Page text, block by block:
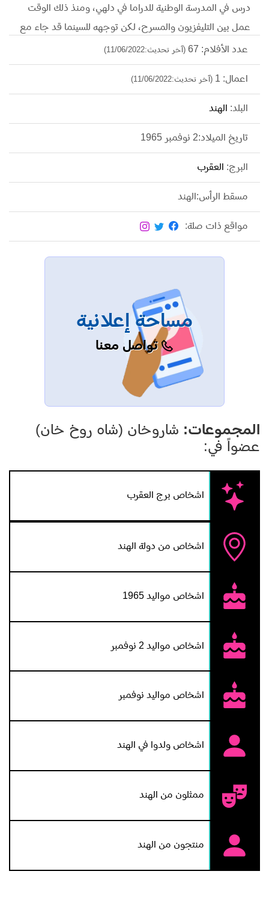
درس في المدرسة الوطنية للدراما في دلهي، ومنذ ذلك الوقت
عمل بين التليفزيون والمسرح، لكن توجهه للسينما قد جاء مع
من الأفلام التي جعلت منه واحدًا من نجوم الصف الأول في
السينما الهندية، والتي كان أكثرها أفلام رومانسية وحركية،
منها: (Bazigaar، Anjaam، Dilwale Dulhaniya Le
Jayenge، My Name is Khan، Chakde! India). تم تكريم
شاروخان عن مجمل مسيرته الفنية والانسانية في عدد كبير
من المحافل الدولية، فتم تكريمه من الحكومة الهندية، ومن
إدارة مهرجان دبي السينمائي الدولي ومن منظمة اليونسكو.
عدد الأفلام: 67 (آخر تحديث:11/06/2022)
اعمال: 1 (آخر تحديث:11/06/2022)
البلد: الهند
تاريخ الميلاد:2 نوفمبر 1965
البرج: العقرب
مسقط الرأس:الهند
مواقع ذات صلة:
مساحة إعلانية
تواصل معنا
المجموعات: شاروخان (شاه روخ خان)
عضواً في:
اشخاص برج العقرب
اشخاص من دولة الهند
اشخاص مواليد 1965
اشخاص مواليد 2 نوفمبر
اشخاص مواليد نوفمبر
اشخاص ولدوا في الهند
ممثلون من الهند
منتجون من الهند